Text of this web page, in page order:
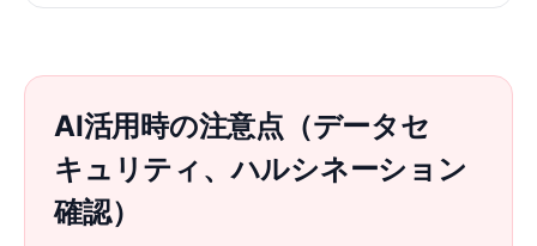
AI活用時の注意点（データセ
キュリティ、ハルシネーション
確認）